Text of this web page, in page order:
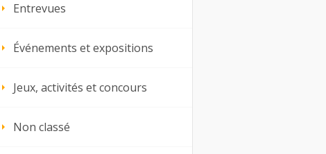
Entrevues
Événements et expositions
Jeux, activités et concours
Non classé